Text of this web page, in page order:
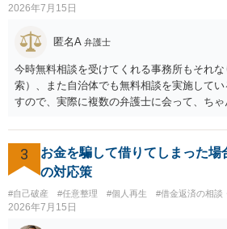
2026年7月15日
匿名A 弁護士
今時無料相談を受けてくれる事務所もそれ
索）、また自治体でも無料相談を実施して
すので、実際に複数の弁護士に会って、ち
はそもそも事案を把握できていないようで
いては弁護士として能力不足なのかもしれ
良いと思います。ただ、仮想通貨詐欺の被
かもしれません。
3
お金を騙して借りてしまった場
の対応策
#自己破産 #任意整理 #個人再生 #借金返済の相談
2026年7月15日